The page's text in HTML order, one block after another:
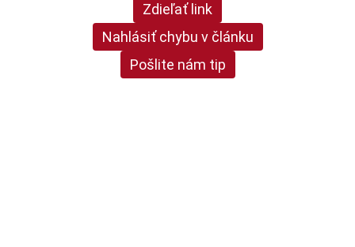
Zdieľať link
Nahlásiť chybu v článku
Pošlite nám tip